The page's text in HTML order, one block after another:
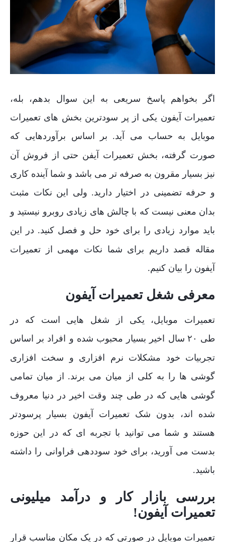
اگر بخواهم پاسخ سریعی به این سوال بدهم، بله،
تعمیرات آیفون یکی از پر سودترین بخش های تعمیرات
موبایل به حساب می آید. بر اساس برآوردهایی که
صورت گرفته، بخش تعمیرات آیفن حتی از فروش آن
نیز بسیار مقرون به صرفه تر می باشد و شما آینده کاری
و حرفه تضمینی در اختیار دارید. ولی این نکات مثبت
بدان معنی نیست که با چالش های زیادی روبرو نیستید و
باید موارد زیادی را برای خود حل و فصل کنید. در این
مقاله قصد داریم برای شما نکات مهمی از تعمیرات
آیفون را بیان کنیم.
معرفی شغل تعمیرات آیفون
تعمیرات موبایل، یکی از شغل هایی است که در
طی ۲۰ سال اخیر بسیار محبوب شده و افراد بر اساس
تجربیات خود مشکلات نرم افزاری و سخت افزاری
گوشی ها را به کلی از میان می برند.
از میان تمامی
گوشی هایی که در طی چند وقت اخیر در دنیا معروف
شده اند، بدون شک تعمیرات آیفون بسیار پرسودتر
هستند و شما می توانید با تجربه ای که در این حوزه
بدست می آورید، برای خود سوددهی فراوانی را داشته
باشید.
بررسی بازار کار و درآمد میلیونی
تعمیرات آیفون!
تعمیرات موبایل در صورتی که در یک مکان مناسب قرار